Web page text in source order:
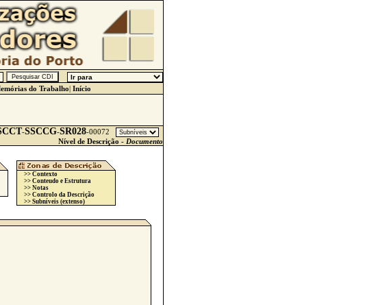
do Trabalho| Início
-SSCCG-SR028-00072
Nível de Descrição - Documento
>> Contexto
>> Conteudo e Estrutura
>> Notas
>> Controlo da Descrição
>> Subníveis (extenso)